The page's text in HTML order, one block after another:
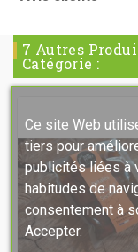
7 Autres
Catégorie :
Ce site Web
tiers pour
publicités liées à
habitudes de
consentement à
Accepter.